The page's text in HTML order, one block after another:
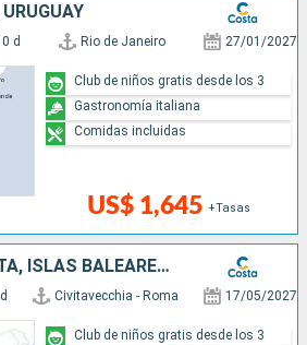
d Rio de Janeiro 27/01/2027
US$ 1,645 +Tasas
Club de niños gratis desde los 3
Gastronomía italiana
Comidas incluidas
ITALIA, GRECIA, MALTA, ISLAS BALEARES, ESPAÑA, FRANCIA
Civitavecchia - Roma 17/05/2027
Club de niños gratis desde los 3